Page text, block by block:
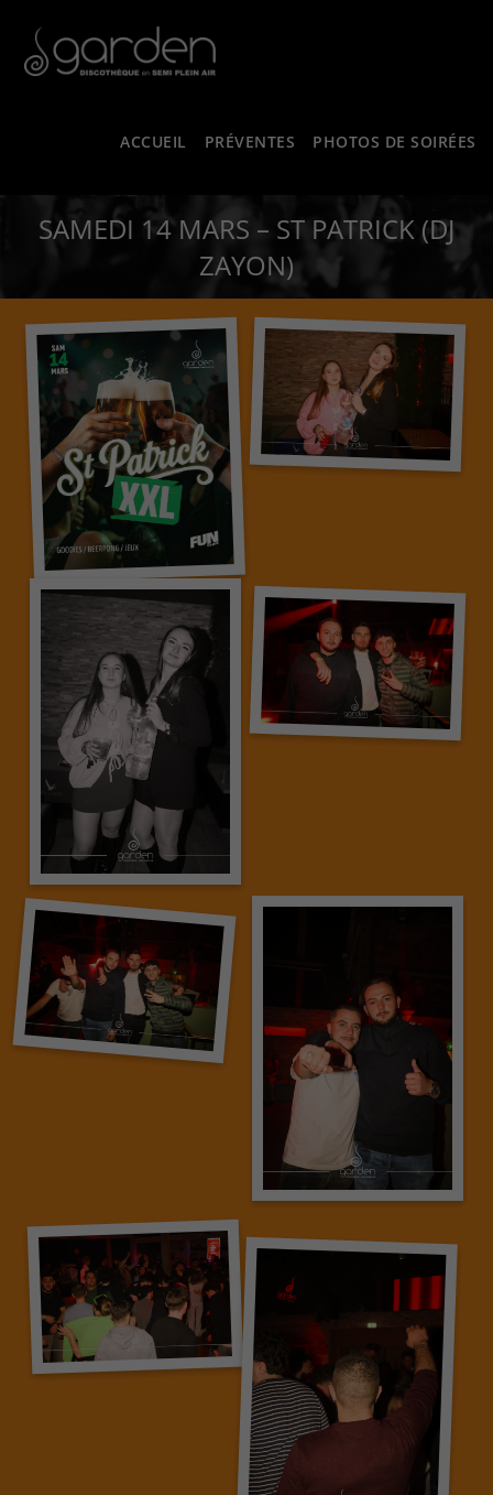
ACCUEIL PRÉVENTES PHOTOS DE SOIRÉES
SAMEDI 14 MARS – ST PATRICK (DJ
ZAYON)